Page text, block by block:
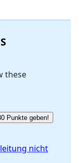
these
Punkte geben!
nicht